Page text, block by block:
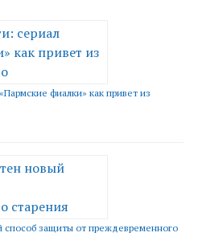
фиалки» как привет из
способ защиты от преждевременного